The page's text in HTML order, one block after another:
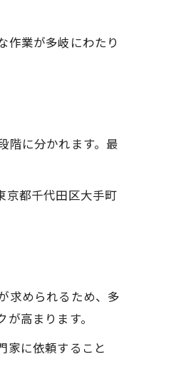
作業が多岐にわたり
階に分かれます。最
京都千代田区大手町
求められるため、多
高まります。
家に依頼すること